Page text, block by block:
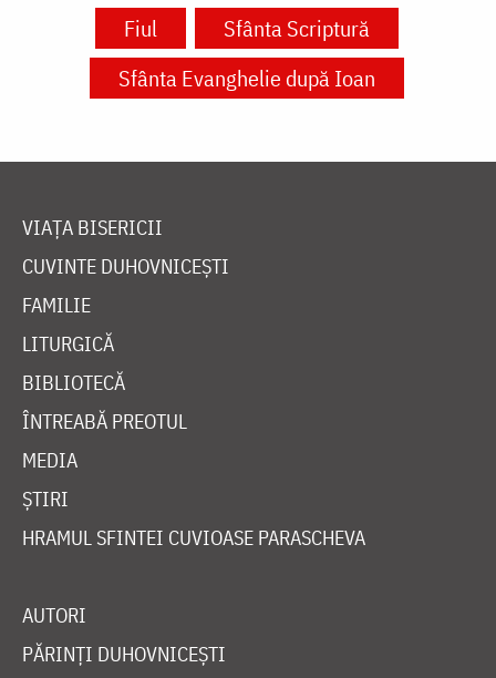
Fiul
Sfânta Scriptură
Sfânta Evanghelie după Ioan
VIAȚA BISERICII
CUVINTE DUHOVNICEȘTI
FAMILIE
LITURGICĂ
BIBLIOTECĂ
ÎNTREABĂ PREOTUL
MEDIA
ȘTIRI
HRAMUL SFINTEI CUVIOASE PARASCHEVA
AUTORI
PĂRINȚI DUHOVNICEȘTI